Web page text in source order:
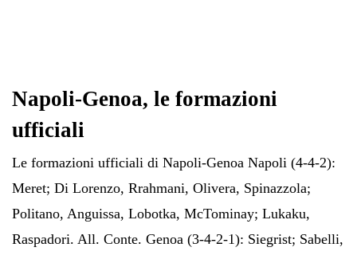
Napoli-Genoa, le formazioni
ufficiali
Le formazioni ufficiali di Napoli-Genoa Napoli (4-4-2):
Meret; Di Lorenzo, Rrahmani, Olivera, Spinazzola;
Politano, Anguissa, Lobotka, McTominay; Lukaku,
Raspadori. All. Conte. Genoa (3-4-2-1): Siegrist; Sabelli,